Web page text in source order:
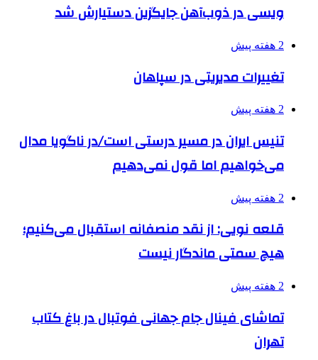
ویسی در ذوب‌آهن جایگزین دستیارش شد
2 هفته پیش
تغییرات مدیریتی در سپاهان
2 هفته پیش
تنیس ایران در مسیر درستی است/در ناگویا مدال
می‌خواهیم اما قول نمی‌دهیم
2 هفته پیش
قلعه نویی: از نقد منصفانه استقبال می‌کنیم؛
هیچ سمتی ماندگار نیست
2 هفته پیش
تماشای فینال جام جهانی فوتبال در باغ کتاب
تهران